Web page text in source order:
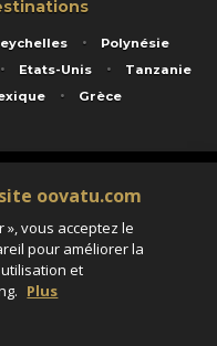
Polynésie
Etats-Unis
Tanzanie
Grèce
Picquart 75017 Paris - S.A.S
671 973 - Code APE 7911Z
Groupama - Agrément IATA
HISCOX RCP0081066
oovatu.com
vous acceptez le
pour améliorer la
et
Plus